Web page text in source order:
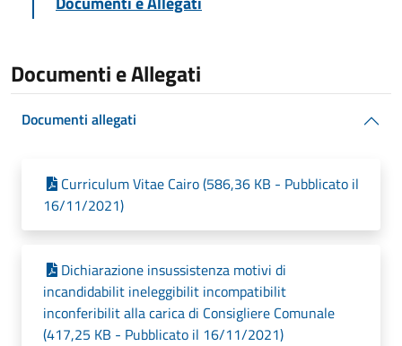
Documenti e Allegati
Documenti allegati
Curriculum Vitae Cairo (586,36 KB - Pubblicato il
16/11/2021)
Dichiarazione insussistenza motivi di
incandidabilit ineleggibilit incompatibilit
inconferibilit alla carica di Consigliere Comunale
(417,25 KB - Pubblicato il 16/11/2021)